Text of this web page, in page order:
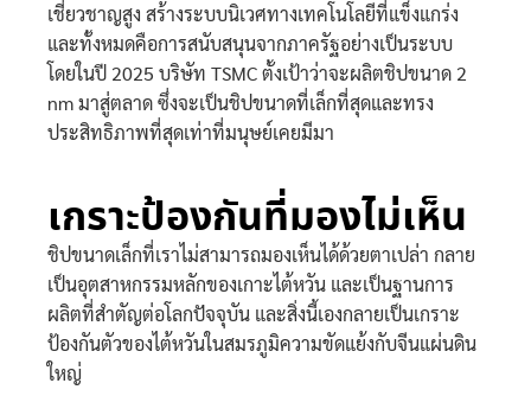
เชี่ยวชาญสูง สร้างระบบนิเวศทางเทคโนโลยีที่แข็งแกร่ง
และทั้งหมดคือการสนับสนุนจากภาครัฐอย่างเป็นระบบ
โดยในปี 2025 บริษัท TSMC ตั้งเป้าว่าจะผลิตชิปขนาด 2
nm มาสู่ตลาด ซึ่งจะเป็นชิปขนาดที่เล็กที่สุดและทรง
ประสิทธิภาพที่สุดเท่าที่มนุษย์เคยมีมา
เกราะป้องกันที่มองไม่เห็น
ชิปขนาดเล็กที่เราไม่สามารถมองเห็นได้ด้วยตาเปล่า กลาย
เป็นอุตสาหกรรมหลักของเกาะไต้หวัน และเป็นฐานการ
ผลิตที่สำตัญต่อโลกปัจจุบัน และสิ่งนี้เองกลายเป็นเกราะ
ป้องกันตัวของไต้หวันในสมรภูมิความขัดแย้งกับจีนแผ่นดิน
ใหญ่